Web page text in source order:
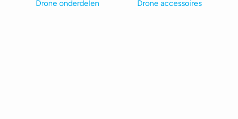
Drone onderdelen
Drone accessoires